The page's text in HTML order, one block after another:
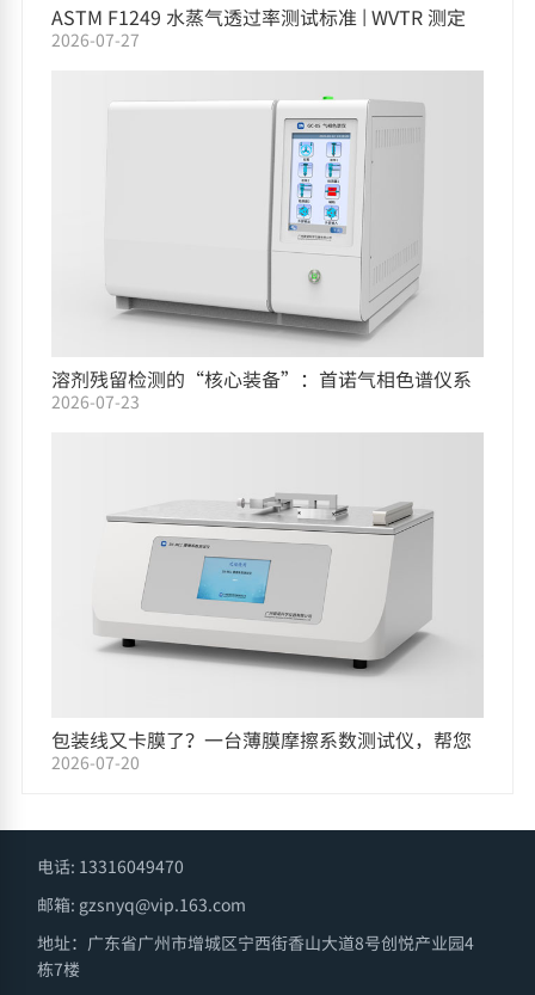
ASTM F1249 水蒸气透过率测试标准 | WVTR 测定
仪选型指南
2026-07-27
溶剂残留检测的“核心装备”：首诺气相色谱仪系
列
2026-07-23
包装线又卡膜了？一台薄膜摩擦系数测试仪，帮您
把原因找出来
2026-07-20
电话: 13316049470
邮箱: gzsnyq@vip.163.com
地址：广东省广州市增城区宁西街香山大道8号创悦产业园4
栋7楼